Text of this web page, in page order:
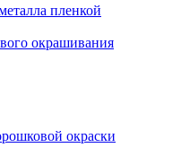
пленкой
окрашивания
окраски